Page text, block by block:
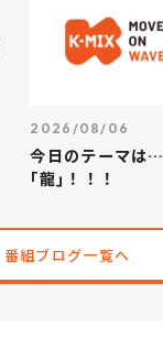
2026/08/06
今日のテーマは…
｢龍｣！！！
番組ブログ一覧へ